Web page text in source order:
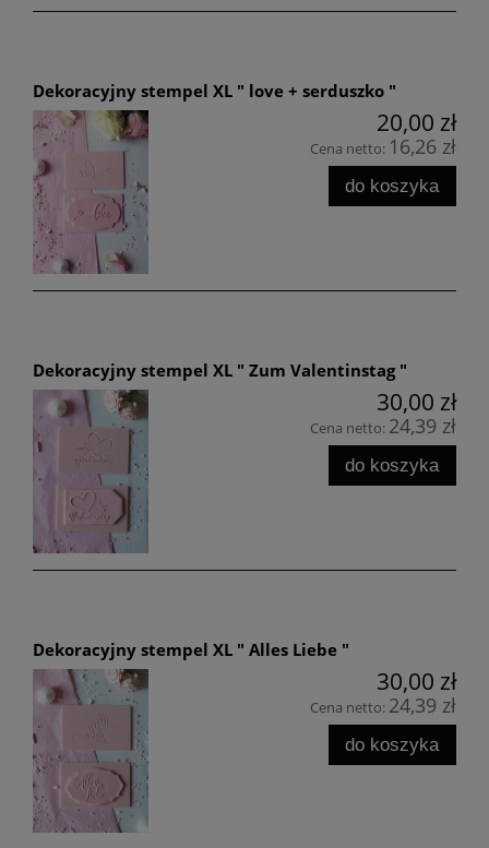
Dekoracyjny stempel XL " love + serduszko "
20,00 zł
Cena netto: 16,26 zł
do koszyka
Dekoracyjny stempel XL " Zum Valentinstag "
30,00 zł
Cena netto: 24,39 zł
do koszyka
Dekoracyjny stempel XL " Alles Liebe "
30,00 zł
Cena netto: 24,39 zł
do koszyka